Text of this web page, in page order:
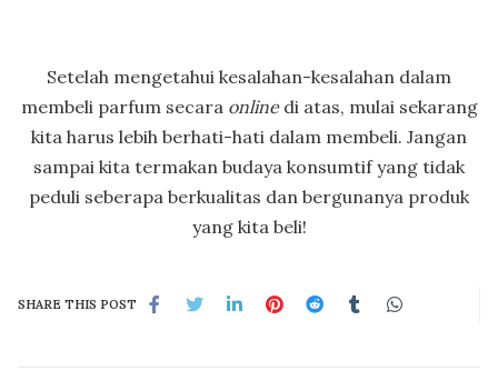
Setelah mengetahui kesalahan-kesalahan dalam
membeli parfum secara onlinedi atas, mulai sekarang
kita harus lebih berhati-hati dalam membeli. Jangan
sampai kita termakan budaya konsumtif yang tidak
peduli seberapa berkualitas dan bergunanya produk
yang kita beli!
SHARE THIS POST